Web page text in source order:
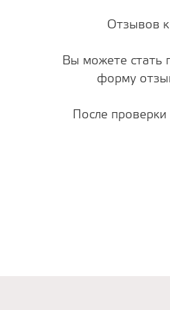
Отзывов к
Вы можете стать
форму
После